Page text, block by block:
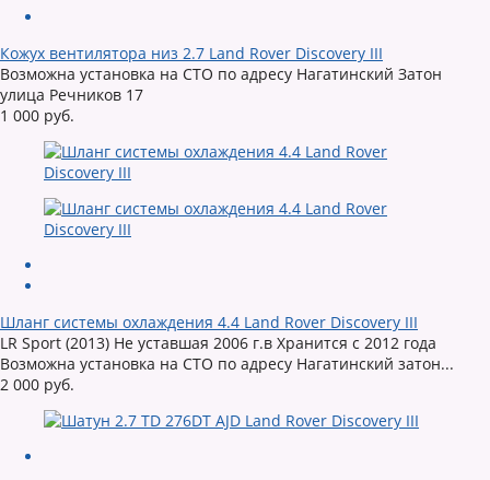
Кожух вентилятора низ 2.7 Land Rover Discovery III
Возможна установка на СТО по адресу Нагатинский Затон
улица Речников 17
1 000 руб.
Шланг системы охлаждения 4.4 Land Rover Discovery III
LR Sport (2013) Не уставшая 2006 г.в Хранится с 2012 года
Возможна установка на СТО по адресу Нагатинский затон...
2 000 руб.